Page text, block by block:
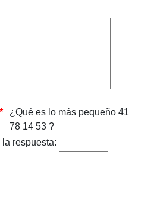
*
¿Qué es lo más pequeño 41
78 14 53 ?
la respuesta: